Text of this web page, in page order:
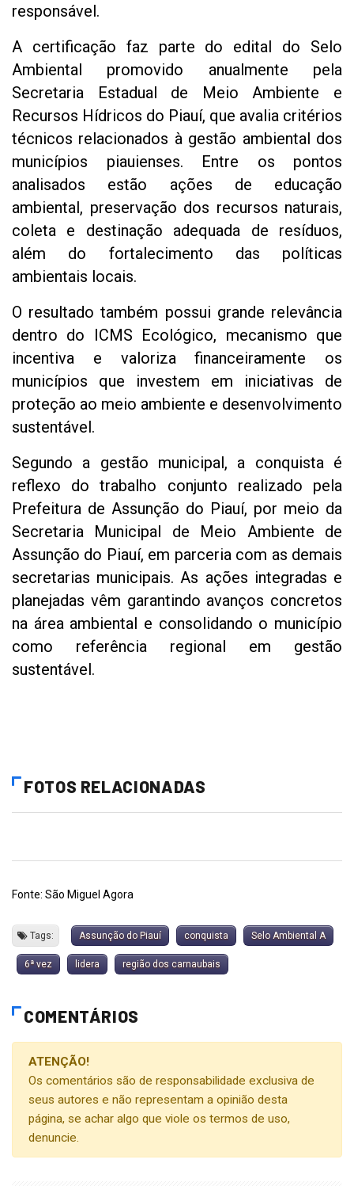
responsável.
A certificação faz parte do edital do Selo
Ambiental promovido anualmente pela
Secretaria Estadual de Meio Ambiente e
Recursos Hídricos do Piauí, que avalia critérios
técnicos relacionados à gestão ambiental dos
municípios piauienses. Entre os pontos
analisados estão ações de educação
ambiental, preservação dos recursos naturais,
coleta e destinação adequada de resíduos,
além do fortalecimento das políticas
ambientais locais.
O resultado também possui grande relevância
dentro do ICMS Ecológico, mecanismo que
incentiva e valoriza financeiramente os
municípios que investem em iniciativas de
proteção ao meio ambiente e desenvolvimento
sustentável.
Segundo a gestão municipal, a conquista é
reflexo do trabalho conjunto realizado pela
Prefeitura de Assunção do Piauí, por meio da
Secretaria Municipal de Meio Ambiente de
Assunção do Piauí, em parceria com as demais
secretarias municipais. As ações integradas e
planejadas vêm garantindo avanços concretos
na área ambiental e consolidando o município
como referência regional em gestão
sustentável.
FOTOS RELACIONADAS
Fonte: São Miguel Agora
Tags: Assunção do Piauí conquista Selo Ambiental A
6ª vez lidera região dos carnaubais
COMENTÁRIOS
ATENÇÃO!
Os comentários são de responsabilidade exclusiva de
seus autores e não representam a opinião desta
página, se achar algo que viole os termos de uso,
denuncie.